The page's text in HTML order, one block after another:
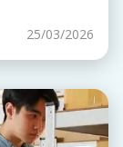
25/03/2026